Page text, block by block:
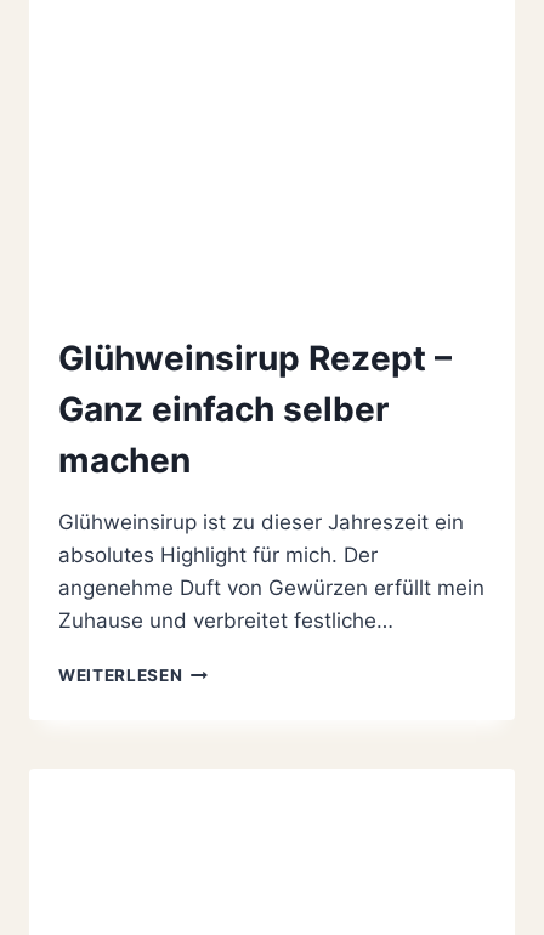
Glühweinsirup Rezept –
Ganz einfach selber
machen
Glühweinsirup ist zu dieser Jahreszeit ein
absolutes Highlight für mich. Der
angenehme Duft von Gewürzen erfüllt mein
Zuhause und verbreitet festliche…
WEITERLESEN GLÜHWEINSIRUP